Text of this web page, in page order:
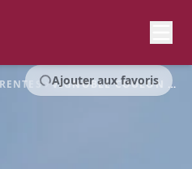
VIGNOBLE COULON & FILS
Ajouter aux favoris